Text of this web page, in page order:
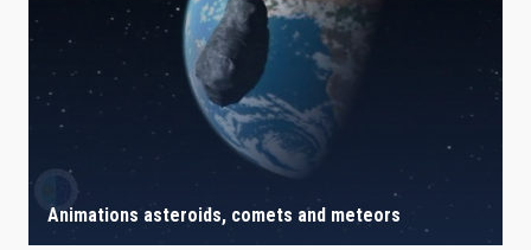
IACTEC LINES
ASTROPHYSICAL
Animations asteroids, comets and meteors